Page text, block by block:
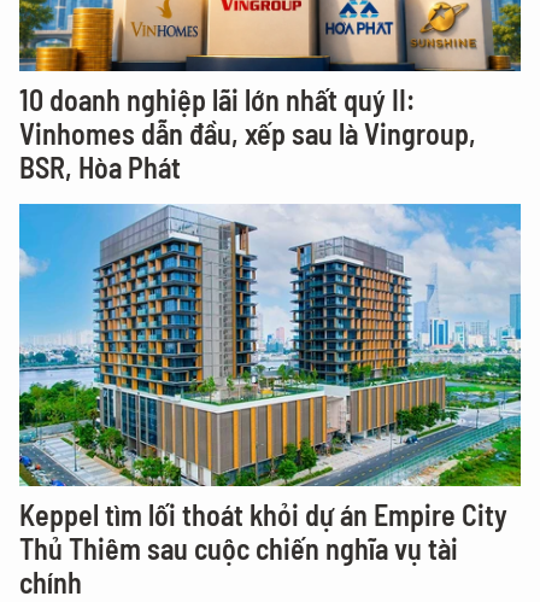
10 doanh nghiệp lãi lớn nhất quý II:
Vinhomes dẫn đầu, xếp sau là Vingroup,
BSR, Hòa Phát
Keppel tìm lối thoát khỏi dự án Empire City
Thủ Thiêm sau cuộc chiến nghĩa vụ tài
chính